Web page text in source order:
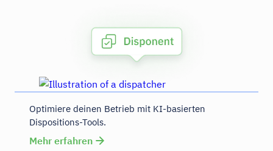
Optimiere deinen Betrieb mit KI-basierten
Dispositions-Tools.
Mehr erfahren